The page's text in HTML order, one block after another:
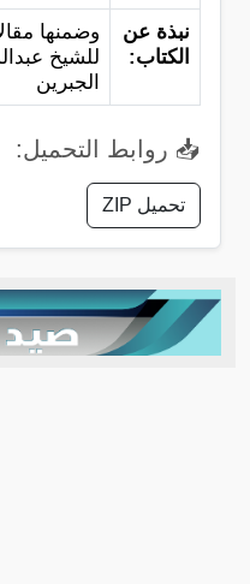
نبذة عن
الكتاب:
وضمنها
للشيخ
الجبرين
📥 روابط التحميل:
تحميل ZIP